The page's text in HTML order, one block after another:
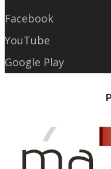
Facebook
YouTube
Google Play